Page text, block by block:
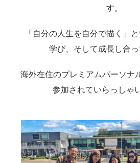
す。
「自分の人生を自分で描く」
学び、そして成長し合っ
海外在住のプレミアムパーソナ
参加されていらっしゃ